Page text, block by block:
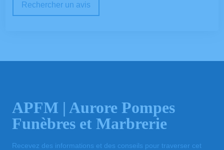
Rechercher un avis
APFM | Aurore Pompes
Funèbres et Marbrerie
Recevez des informations et des conseils pour traverser cet